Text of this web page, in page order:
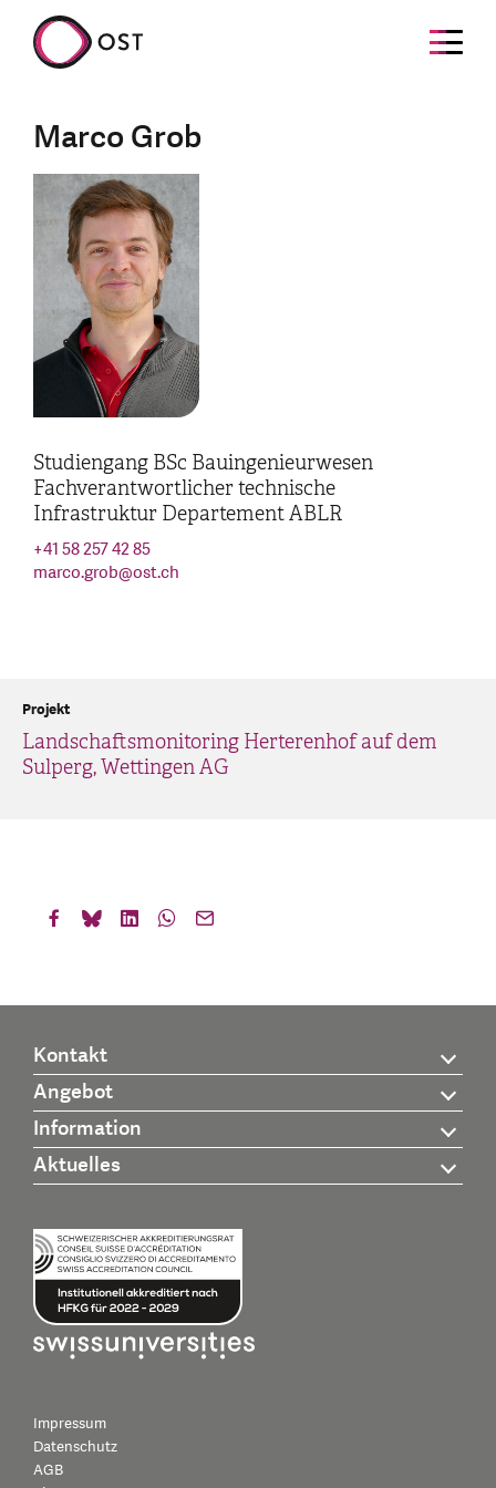
Marco Grob
Studiengang BSc Bauingenieurwesen
Fachverantwortlicher technische
Infrastruktur Departement ABLR
+41 58 257 42 85
marco.grob@ost.ch
Landschaftsmonitoring Herterenhof auf dem
Sulperg, Wettingen AG
Projekt
Kontakt
Angebot
Information
Aktuelles
Impressum
Datenschutz
AGB